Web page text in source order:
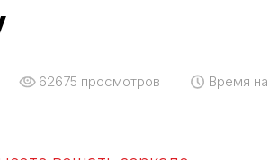
62675 просмотров Время